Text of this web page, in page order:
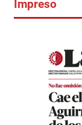
Impreso